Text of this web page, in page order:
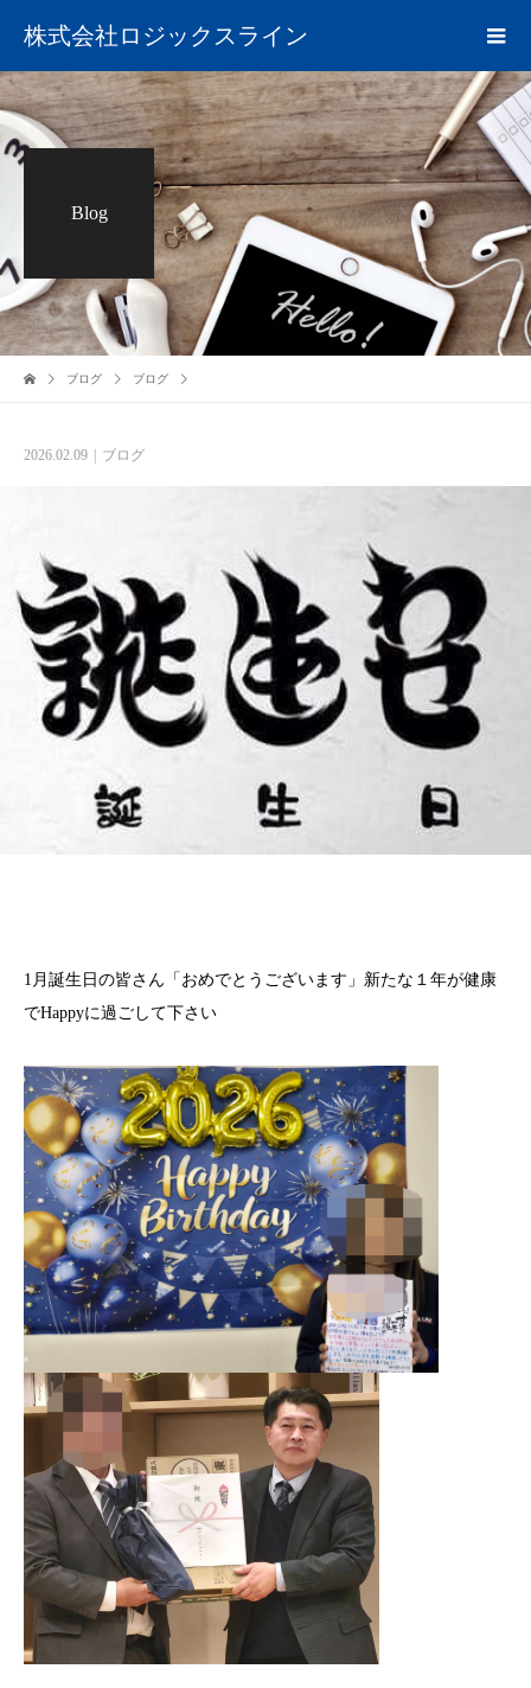
株式会社ロジックスライン
Blog
ブログ ブログ
2026.02.09 ブログ
1月誕生日の皆さん「おめでとうございます」新たな１年が健康
でHappyに過ごして下さい